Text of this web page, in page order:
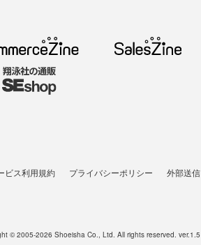
ビス利用規約 プライバシーポリシー 外部送信
© 2005-2026 Shoeisha Co., Ltd. All rights reserved. ver.1.5